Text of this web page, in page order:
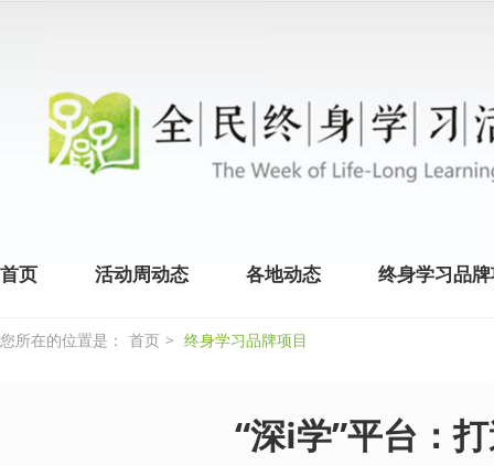
首页 活动周动态 各地动态 终身学习品
您所在的位置是： 首页 > 终身学习品牌项目
“深i学”平台：